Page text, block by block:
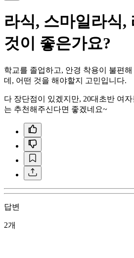
라식, 스마일라식,
것이 좋은가요?
학교를 졸업하고, 안경 착용이 불편
데, 어떤 것을 해야할지 고민입니다.
다 장단점이 있겠지만, 20대초반 여
는 추천해주신다면 좋겠네요~
답변
2개